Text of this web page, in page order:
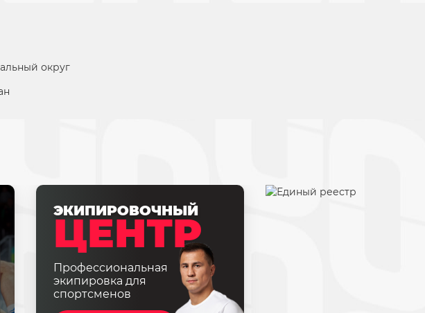
округ
ЭКИПИРОВОЧНЫЙ
ЦЕНТР
Профессиональная
экипировка для
спортсменов